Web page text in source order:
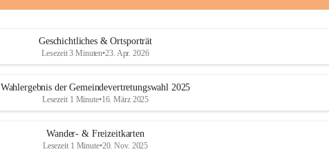
Geschichtliches & Ortsporträt
Lesezeit 3 Minuten•23. Apr. 2026
Wahlergebnis der Gemeindevertretungswahl 2025
Lesezeit 1 Minute•16. März 2025
Wander- & Freizeitkarten
Lesezeit 1 Minute•20. Nov. 2025